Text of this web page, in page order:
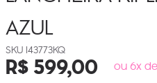
AZUL
I43773KQ
R$599,00 ou 6x